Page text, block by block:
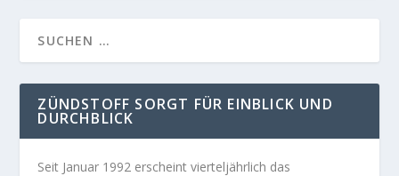
ZÜNDSTOFF SORGT FÜR EINBLICK UND
DURCHBLICK
Seit Januar 1992 erscheint vierteljährlich das